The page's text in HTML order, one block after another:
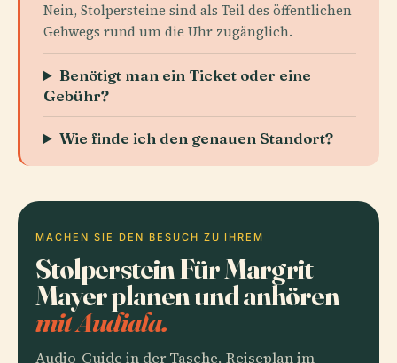
Nein, Stolpersteine sind als Teil des öffentlichen
Gehwegs rund um die Uhr zugänglich.
Benötigt man ein Ticket oder eine
Gebühr?
Wie finde ich den genauen Standort?
MACHEN SIE DEN BESUCH ZU IHREM
Stolperstein Für Margrit
Mayer planen und anhören
mit Audiala.
Audio-Guide in der Tasche, Reiseplan im